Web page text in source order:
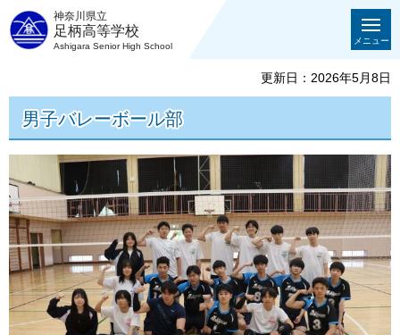
神奈川県立
足柄高等学校
Ashigara Senior High School
メニュー
更新日：2026年5月8日
男子バレーボール部